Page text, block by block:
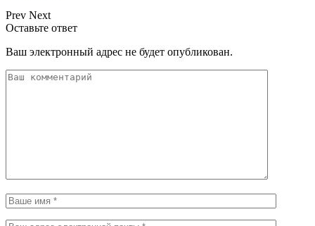
Prev Next
Оставьте ответ
Ваш электронный адрес не будет опубликован.